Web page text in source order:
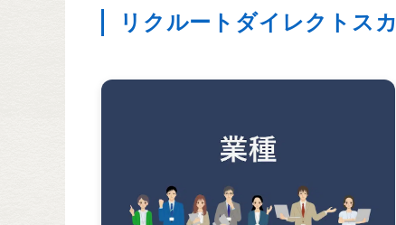
リクルートダイレクトス